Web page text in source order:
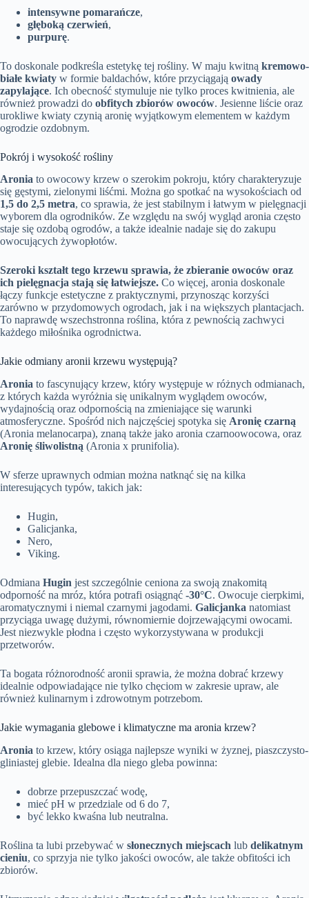
intensywne pomarańcze,
głęboką czerwień,
purpurę.
To doskonale podkreśla estetykę tej rośliny. W maju kwitną kremowo-
białe kwiaty w formie baldachów, które przyciągają owady
zapylające. Ich obecność stymuluje nie tylko proces kwitnienia, ale
również prowadzi do obfitych zbiorów owoców. Jesienne liście oraz
urokliwe kwiaty czynią aronię wyjątkowym elementem w każdym
ogrodzie ozdobnym.
Pokrój i wysokość rośliny
Aronia to owocowy krzew o szerokim pokroju, który charakteryzuje
się gęstymi, zielonymi liśćmi. Można go spotkać na wysokościach od
1,5 do 2,5 metra, co sprawia, że jest stabilnym i łatwym w pielęgnacji
wyborem dla ogrodników. Ze względu na swój wygląd aronia często
staje się ozdobą ogrodów, a także idealnie nadaje się do zakupu
owocujących żywopłotów.
Szeroki kształt tego krzewu sprawia, że zbieranie owoców oraz
ich pielęgnacja stają się łatwiejsze. Co więcej, aronia doskonale
łączy funkcje estetyczne z praktycznymi, przynosząc korzyści
zarówno w przydomowych ogrodach, jak i na większych plantacjach.
To naprawdę wszechstronna roślina, która z pewnością zachwyci
każdego miłośnika ogrodnictwa.
Jakie odmiany aronii krzewu występują?
Aronia to fascynujący krzew, który występuje w różnych odmianach,
z których każda wyróżnia się unikalnym wyglądem owoców,
wydajnością oraz odpornością na zmieniające się warunki
atmosferyczne. Spośród nich najczęściej spotyka się Aronię czarną
(Aronia melanocarpa), znaną także jako aronia czarnoowocowa, oraz
Aronię śliwolistną (Aronia x prunifolia).
W sferze uprawnych odmian można natknąć się na kilka
interesujących typów, takich jak:
Hugin,
Galicjanka,
Nero,
Viking.
Odmiana Hugin jest szczególnie ceniona za swoją znakomitą
odporność na mróz, która potrafi osiągnąć -30°C. Owocuje cierpkimi,
aromatycznymi i niemal czarnymi jagodami. Galicjanka natomiast
przyciąga uwagę dużymi, równomiernie dojrzewającymi owocami.
Jest niezwykle płodna i często wykorzystywana w produkcji
przetworów.
Ta bogata różnorodność aronii sprawia, że można dobrać krzewy
idealnie odpowiadające nie tylko chęciom w zakresie upraw, ale
również kulinarnym i zdrowotnym potrzebom.
Jakie wymagania glebowe i klimatyczne ma aronia krzew?
Aronia to krzew, który osiąga najlepsze wyniki w żyznej, piaszczysto-
gliniastej glebie. Idealna dla niego gleba powinna:
dobrze przepuszczać wodę,
mieć pH w przedziale od 6 do 7,
być lekko kwaśna lub neutralna.
Roślina ta lubi przebywać w słonecznych miejscach lub delikatnym
cieniu, co sprzyja nie tylko jakości owoców, ale także obfitości ich
zbiorów.